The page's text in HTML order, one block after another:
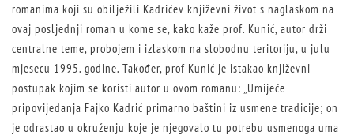
romanima koji su obilježili Kadrićev književni život s naglaskom na
ovaj posljednji roman u kome se, kako kaže prof. Kunić, autor drži
centralne teme, probojem i izlaskom na slobodnu teritoriju, u julu
mjesecu 1995. godine. Također, prof Kunić je istakao književni
postupak kojim se koristi autor u ovom romanu: „Umijeće
pripovijedanja Fajko Kadrić primarno baštini iz usmene tradicije; on
je odrastao u okruženju koje je njegovalo tu potrebu usmenoga uma